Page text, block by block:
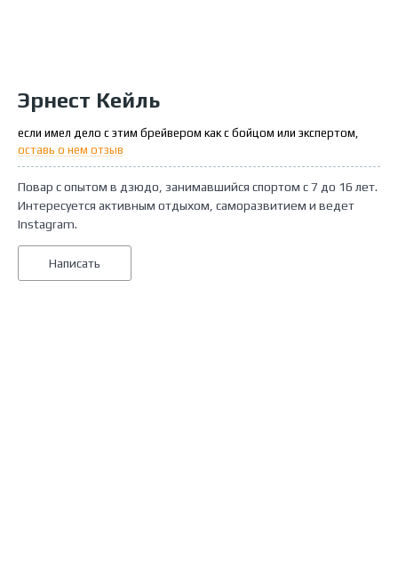
Эрнест Кейль
если имел дело с этим брейвером как с бойцом или экспертом,
оставь о нем отзыв
Повар с опытом в дзюдо, занимавшийся спортом с 7 до 16 лет.
Интересуется активным отдыхом, саморазвитием и ведет
Instagram.
Написать